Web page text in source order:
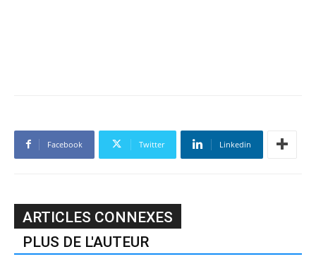
Facebook Twitter Linkedin
ARTICLES CONNEXES
PLUS DE L'AUTEUR